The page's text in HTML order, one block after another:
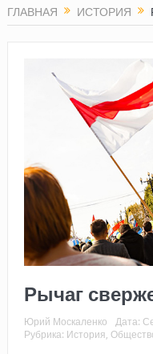
ГЛАВНАЯ ИСТОРИЯ
Рычаг
Юрий Москаленко Дата:
Рубрика: История